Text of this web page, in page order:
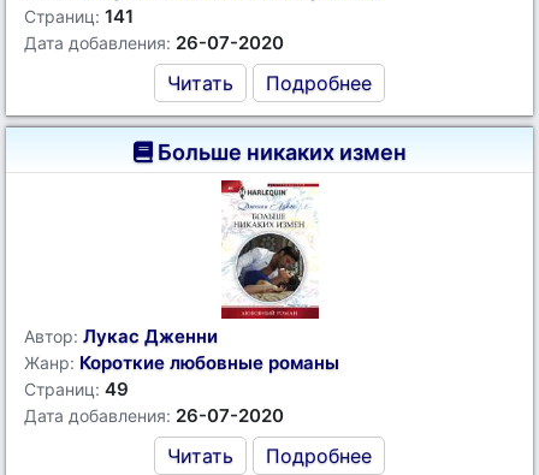
Страниц: 141
Дата добавления: 26-07-2020
Читать Подробнее
Больше никаких измен
Автор: Лукас Дженни
Жанр: Короткие любовные романы
Страниц: 49
Дата добавления: 26-07-2020
Читать Подробнее